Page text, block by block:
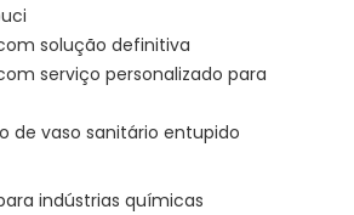
solução definitiva
serviço personalizado para
de vaso sanitário entupido
indústrias químicas